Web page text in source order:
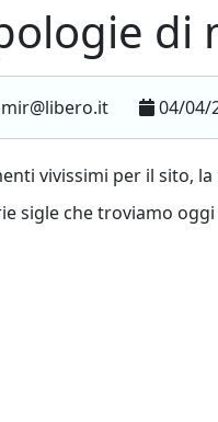
di
04/04/
vivissimi per il sito,
sigle che troviamo